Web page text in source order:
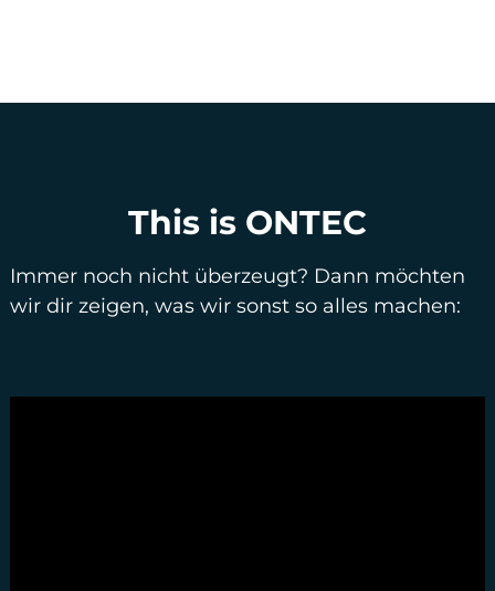
This is ONTEC
Immer noch nicht überzeugt? Dann möchten
wir dir zeigen, was wir sonst so alles machen: